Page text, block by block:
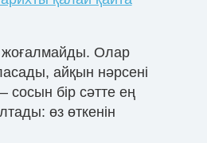
жоғалмайды. Олар
айқын нәрсені
бір сәтте ең
өз өткенін